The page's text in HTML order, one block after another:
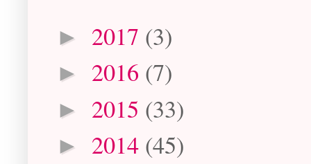
► 2017 (3)
► 2016 (7)
► 2015 (33)
► 2014 (45)